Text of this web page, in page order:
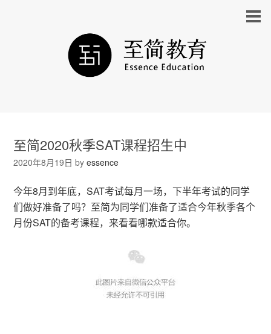
至简2020秋季SAT课程招生中
2020年8月19日 byessence
今年8月到年底，SAT考试每月一场，下半年考试的同学
们做好准备了吗？至简为同学们准备了适合今年秋季各个
月份SAT的备考课程，来看看哪款适合你。